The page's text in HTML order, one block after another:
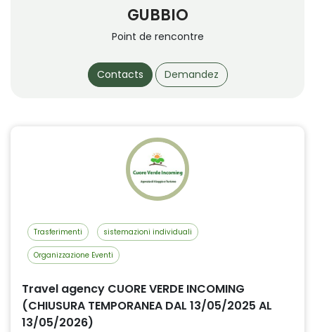
GUBBIO
Point de rencontre
Contacts Demandez
Trasferimenti sistemazioni individuali
Organizzazione Eventi
Travel agency CUORE VERDE INCOMING
(CHIUSURA TEMPORANEA DAL 13/05/2025 AL
13/05/2026)